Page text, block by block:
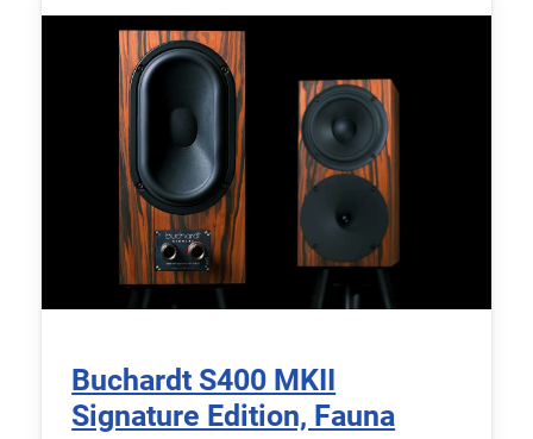
Buchardt S400 MKII
Signature Edition, Fauna